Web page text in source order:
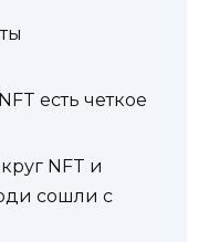
есть четкое
NFT и
сошли с